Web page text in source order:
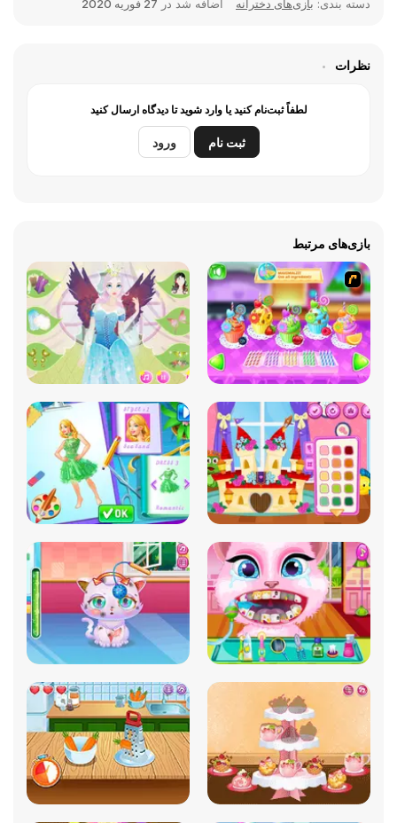
دسته بندی: بازی‌های دخترانه اضافه شد در 27 فوریه 2020
نظرات
لطفاً ثبت‌نام کنید یا وارد شوید تا دیدگاه ارسال کنید
ثبت نام ورود
بازی‌های مرتبط